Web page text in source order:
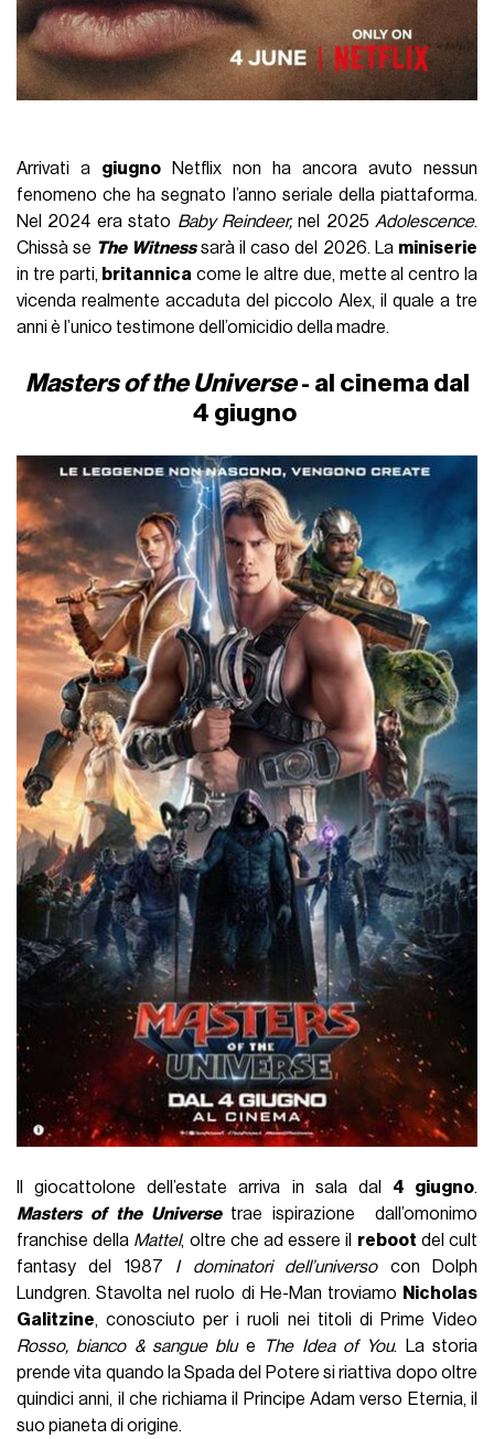
Arrivati a giugno Netflix non ha ancora avuto nessun
fenomeno che ha segnato l’anno seriale della piattaforma.
Nel 2024 era stato Baby Reindeer,nel 2025 Adolescence.
Chissà se The Witnesssarà il caso del 2026. La miniserie
in tre parti, britannica come le altre due, mette al centro la
vicenda realmente accaduta del piccolo Alex, il quale a tre
anni è l’unico testimone dell’omicidio della madre.
Masters of the Universe- al cinema dal
4 giugno
Il giocattolone dell’estate arriva in sala dal 4 giugno.
Masters of the Universetrae ispirazione dall’omonimo
franchise della Mattel, oltre che ad essere il reboot del cult
fantasy del 1987 I dominatori dell’universocon Dolph
Lundgren. Stavolta nel ruolo di He-Man troviamo Nicholas
Galitzine, conosciuto per i ruoli nei titoli di Prime Video
Rosso, bianco & sangue blue The Idea of You. La storia
prende vita quando la Spada del Potere si riattiva dopo oltre
quindici anni, il che richiama il Principe Adam verso Eternia, il
suo pianeta di origine.